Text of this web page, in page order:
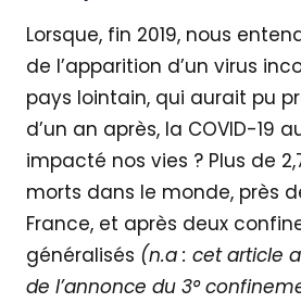
Lorsque, fin 2019, nous
de l’apparition d’un virus
pays lointain, qui aurait pu
d’un an après, la COVID-19
impacté nos vies ? Plus de
morts dans le monde, près
France, et après deux
généralisés (n.a : cet article
de l’annonce du 3°